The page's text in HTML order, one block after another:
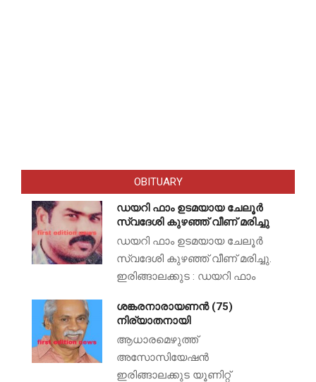
OBITUARY
ഡയറി ഫാം ഉടമയായ ചേലൂർ
സ്വദേശി കുഴഞ്ഞ് വീണ് മരിച്ചു
ഡയറി ഫാം ഉടമയായ ചേലൂർ
സ്വദേശി കുഴഞ്ഞ് വീണ് മരിച്ചു.
ഇരിങ്ങാലക്കുട : ഡയറി ഫാം
ശങ്കരനാരായണൻ (75)
നിര്യാതനായി
ആധാരമെഴുത്ത്
അസോസിയേഷൻ
ഇരിങ്ങാലക്കുട യൂണിറ്റ്